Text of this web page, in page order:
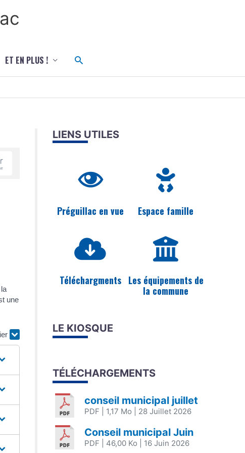
ET EN PLUS ! Rechercher
une
LIENS UTILES
Préguillac en vue Espace famille
Téléchargments Les équipements de
la commune
LE KIOSQUE
TÉLÉCHARGEMENTS
conseil municipal juillet
PDF | 1,17 Mo | 28 Juillet 2026
Conseil municipal Juin
PDF | 46,00 Ko | 16 Juin 2026